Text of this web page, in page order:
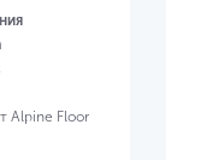
Alpine Floor